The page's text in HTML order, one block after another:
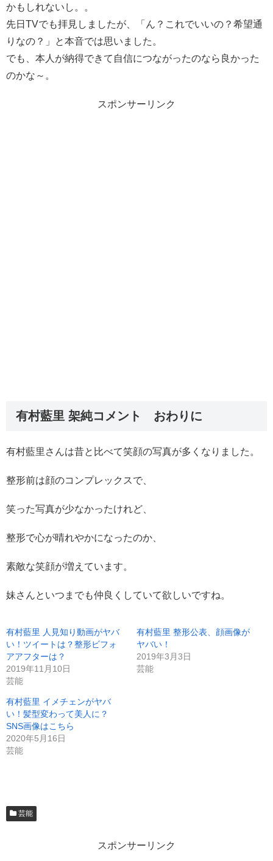
かもしれないし。。
先日TVでも拝見しましたが、「ん？これでいいの？希望通
りなの？」と本音では思いました。
でも、本人が納得できて自信につながったのなら良かった
のかな～。
スポンサーリンク
有村藍里 架純コメント おわりに
有村藍里さんは昔と比べて笑顔の写真が多くなりました。
整形前は顔のコンプレックスで、
笑った写真が少なかったけれど、
整形で心が晴れやかになったのか、
素敵な笑顔が増えています。
妹さんといつまでも仲良くしていて欲しいですね。
有村藍里 人見知り動画がヤバ
い！ツイートは？整形ビフォ
アアフターは？
2019年11月10日
芸能
有村藍里 整形公表、顔画像が
ヤバい！
2019年3月3日
芸能
有村藍里 イメチェンがヤバ
い！髪型変わって美人に？
SNS画像はこちら
2020年5月16日
芸能
芸能
スポンサーリンク